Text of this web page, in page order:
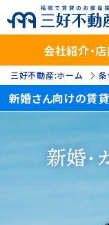
会社紹介・
三好不動産:ホーム 条
新婚さん向けの賃